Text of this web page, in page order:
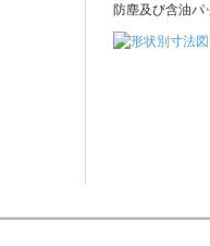
防塵及び含油パ